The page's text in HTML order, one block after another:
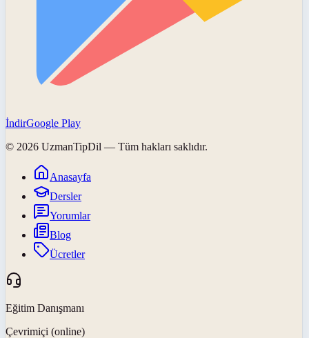
İndirGoogle Play
© 2026 UzmanTipDil — Tüm hakları saklıdır.
Anasayfa
Dersler
Yorumlar
Blog
Ücretler
Eğitim Danışmanı
Çevrimiçi (online)